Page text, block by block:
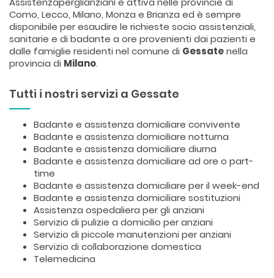
Como, Lecco, Milano, Monza e Brianza ed è sempre
disponibile per esaudire le richieste socio assistenziali,
sanitarie e di badante a ore provenienti dai pazienti e
dalle famiglie residenti nel comune di Gessatenella
provincia di Milano.
Tutti i nostri servizi a Gessate
Badante e assistenza domiciliare convivente
Badante e assistenza domiciliare notturna
Badante e assistenza domiciliare diurna
Badante e assistenza domiciliare ad ore o part-
time
Badante e assistenza domiciliare per il week-end
Badante e assistenza domiciliare sostituzioni
Assistenza ospedaliera per gli anziani
Servizio di pulizie a domicilio per anziani
Servizio di piccole manutenzioni per anziani
Servizio di collaborazione domestica
Telemedicina